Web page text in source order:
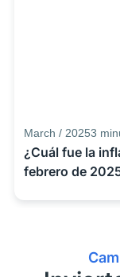
March / 20253
¿Cuál fue la
febrero de